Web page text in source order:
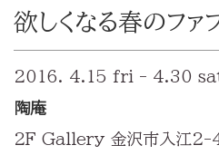
欲しくなる春のファ
2016. 4.15 fri - 4.30
陶庵
2F Gallery 金沢市入江